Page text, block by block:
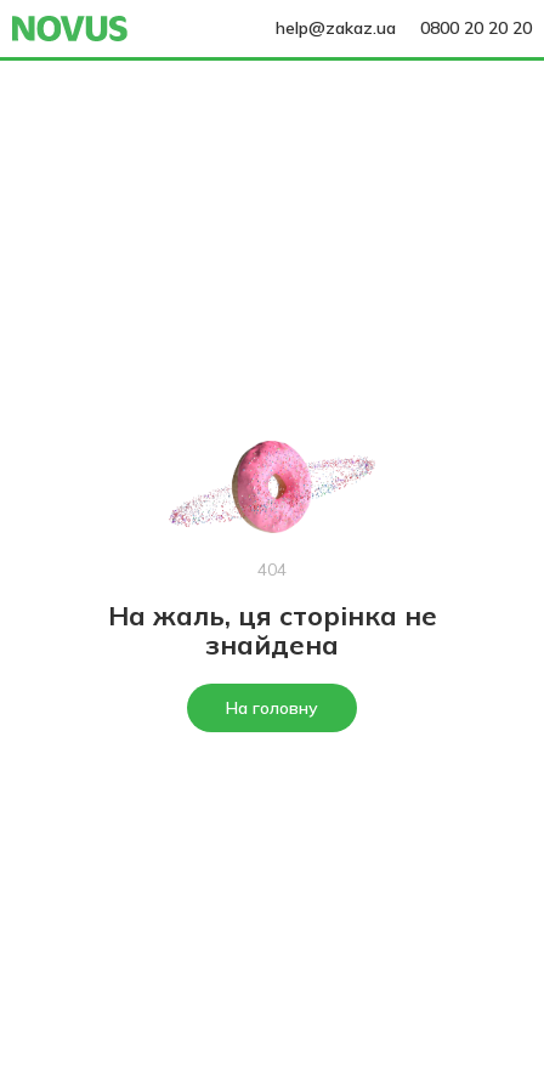
help@zakaz.ua 0800 20 20 20
404
На жаль, ця сторінка не
знайдена
На головну